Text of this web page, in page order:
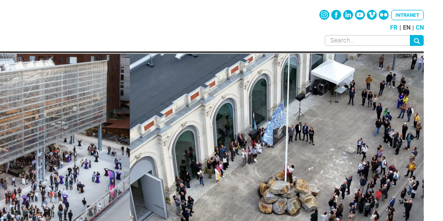
FR EN CN
INTRANET